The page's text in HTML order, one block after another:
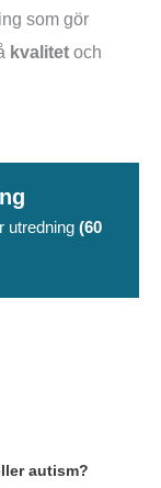
som gör
kvalitet och
utredning (60
autism?